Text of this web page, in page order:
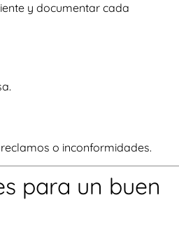
y documentar cada
o inconformidades.
para un buen